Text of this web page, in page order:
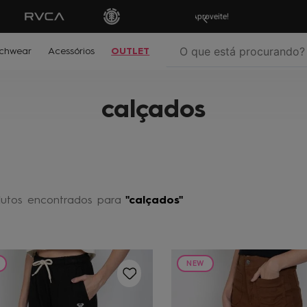
em até 10x sem juros! Aproveite!
Acessórios OUTLET
calçados
calçados
NEW
termos mais buscados
boardshort
vestido